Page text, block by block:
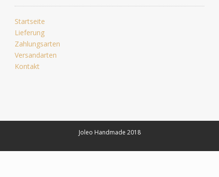
Startseite
Lieferung
Zahlungsarten
Versandarten
Kontakt
Joleo Handmade 2018